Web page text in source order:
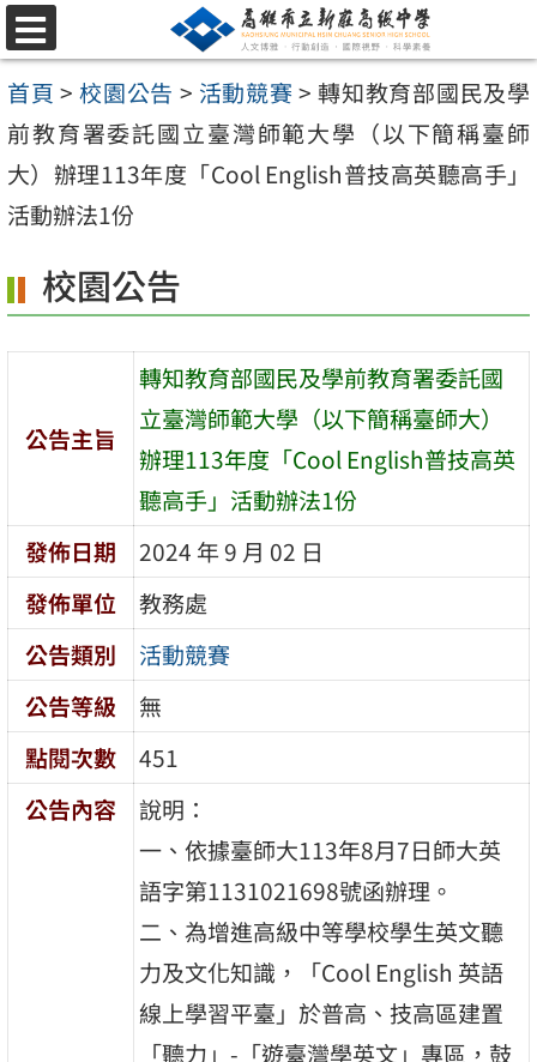
跳
至
主
要
內
容
選
單
首頁 > 校園公告 > 活動競賽 > 轉知教育部國民及學
前教育署委託國立臺灣師範大學（以下簡稱臺師
大）辦理113年度「Cool English普技高英聽高手」
活動辦法1份
校園公告
公告主旨
轉知教育部國民及學前教育署委託國
立臺灣師範大學（以下簡稱臺師大）
辦理113年度「Cool English普技高英
聽高手」活動辦法1份
發佈日期
2024 年 9 月 02 日
發佈單位
教務處
公告類別
活動競賽
公告等級
無
點閱次數
451
公告內容
說明：
一、依據臺師大113年8月7日師大英
語字第1131021698號函辦理。
二、為增進高級中等學校學生英文聽
力及文化知識，「Cool English 英語
線上學習平臺」於普高、技高區建置
「聽力」-「遊臺灣學英文」專區，鼓